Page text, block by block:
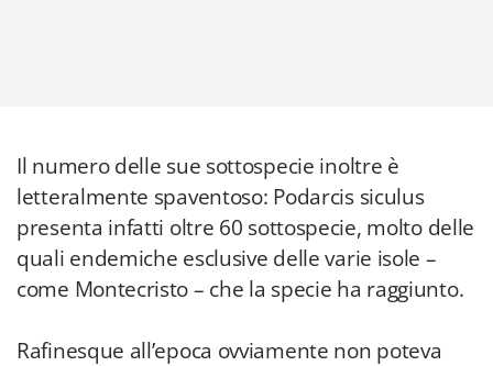
Il numero delle sue sottospecie inoltre è
letteralmente spaventoso: Podarcis siculus
presenta infatti oltre 60 sottospecie, molto delle
quali endemiche esclusive delle varie isole –
come Montecristo – che la specie ha raggiunto.
Rafinesque all’epoca ovviamente non poteva